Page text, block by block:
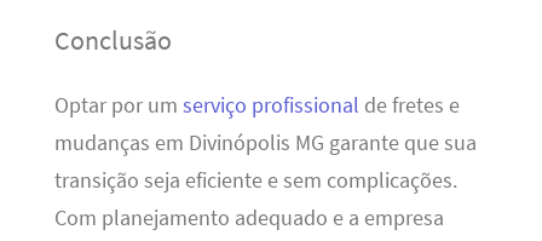
Conclusão
Optar por um serviço profissional de fretes e
mudanças em Divinópolis MG garante que sua
transição seja eficiente e sem complicações.
Com planejamento adequado e a empresa